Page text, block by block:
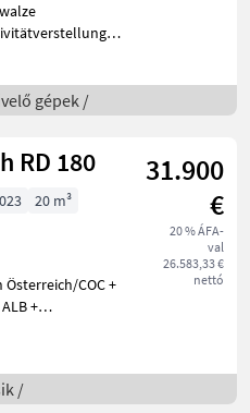
Éjszakai
berendezés,
gépek /
RD 180
31.900
€
20 % ÁFA-
val
26.583,33 €
nettó
20 m³
Österreich/COC +
+
Öl und
Y-Zuggabel +
/